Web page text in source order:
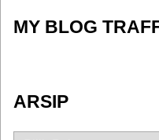
MY BLOG
ARSIP
ARSIP